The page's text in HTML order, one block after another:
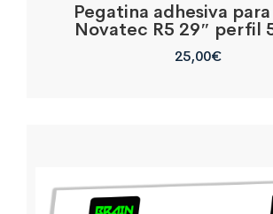
Pegatina adhesiva
Novatec R5 29″ perfil
25,00€